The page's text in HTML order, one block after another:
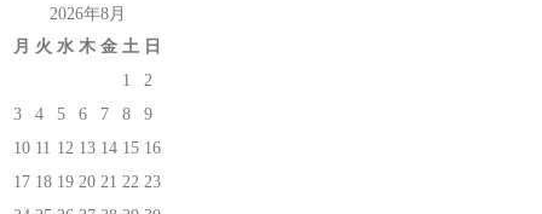
2026年8月
月 火 水 木 金 土 日
1
2
3
4 5 6 7 8
9
10 11 12 13 14 15 16
17 18 19 20 21 22 23